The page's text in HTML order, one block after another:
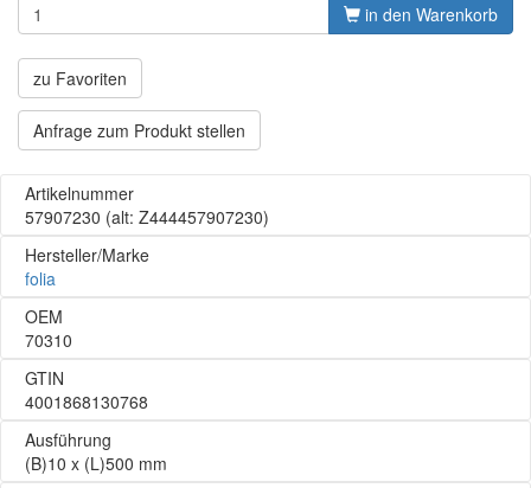
in den Warenkorb
zu Favoriten
Anfrage zum Produkt stellen
Artikelnummer
57907230 (alt: Z444457907230)
Hersteller/Marke
folia
OEM
70310
GTIN
4001868130768
Ausführung
(B)10 x (L)500 mm